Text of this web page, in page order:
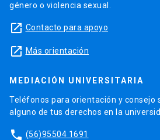
género o violencia sexual.
launch Contacto para apoyo
launch Más orientación
MEDIACIÓN UNIVERSITARIA
Teléfonos para orientación y consejo
alguno de tus derechos en la
phone (56)95504 1691